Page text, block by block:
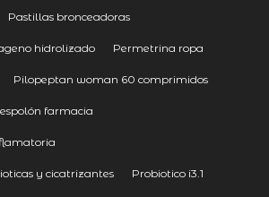
Pastillas bronceadoras
hidrolizado Permetrina ropa
Pilopeptan woman 60 comprimidos
farmacia
y cicatrizantes Probiotico i3.1